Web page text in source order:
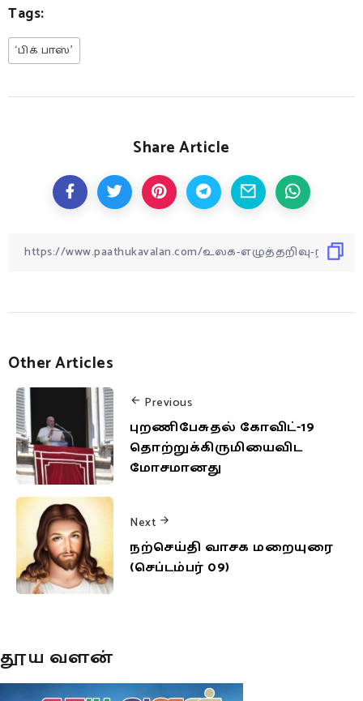
Tags:
‘பிக் பாஸ்’
Share Article
Other Articles
Previous
புறணிபேசுதல் கோவிட்-19
தொற்றுக்கிருமியைவிட
மோசமானது
Next
நற்செய்தி வாசக மறையுரை
(செப்டம்பர் 09)
தூய வளன்